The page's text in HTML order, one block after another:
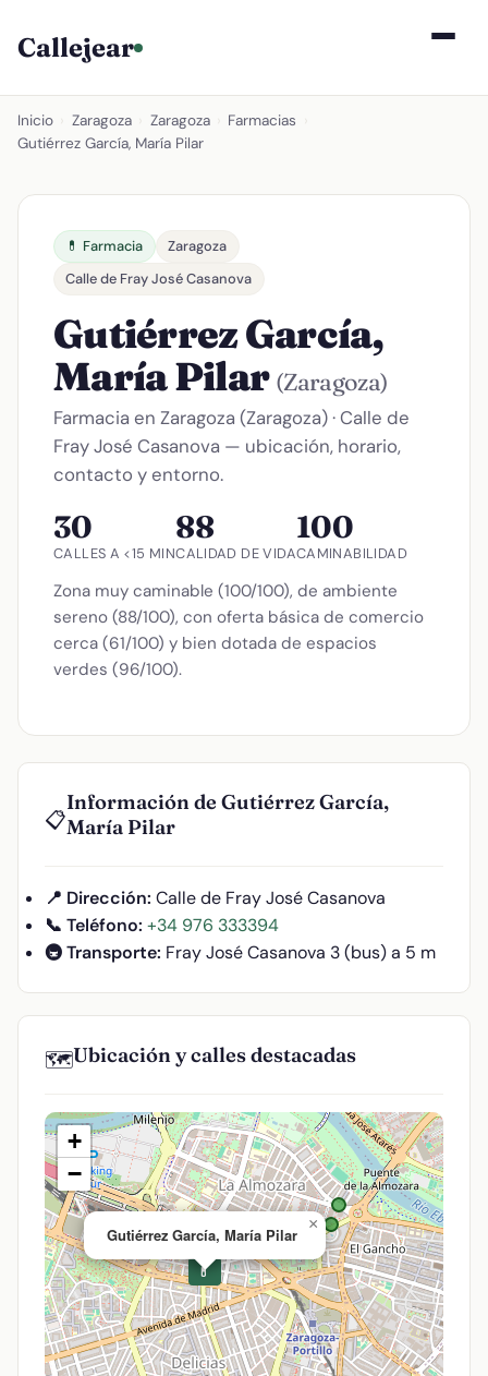
Callejear
Inicio Zaragoza Zaragoza Farmacias
Gutiérrez García, María Pilar
💊 Farmacia
Zaragoza
Calle de Fray José Casanova
Gutiérrez García,
María Pilar (Zaragoza)
Farmacia en Zaragoza (Zaragoza) · Calle de
Fray José Casanova — ubicación, horario,
contacto y entorno.
30
CALLES A <15 MIN
88
CALIDAD DE VIDA
100
CAMINABILIDAD
Zona muy caminable (100/100), de ambiente
sereno (88/100), con oferta básica de comercio
cerca (61/100) y bien dotada de espacios
verdes (96/100).
📋
Información de Gutiérrez García,
María Pilar
📍 Dirección: Calle de Fray José Casanova
📞 Teléfono: +34 976 333394
🚇 Transporte: Fray José Casanova 3 (bus) a 5 m
🗺️Ubicación y calles destacadas
💊
Gutiérrez García, María Pilar
×
+
−